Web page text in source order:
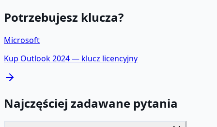
Potrzebujesz klucza?
Microsoft
Kup Outlook 2024— klucz licencyjny
Najczęściej zadawane pytania